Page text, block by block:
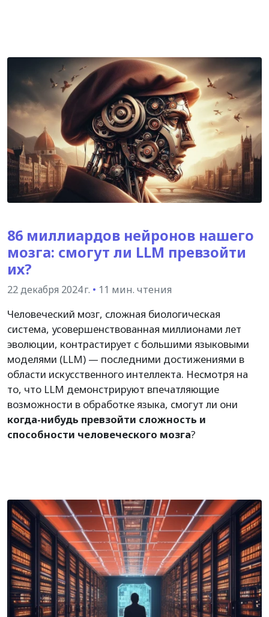
86 миллиардов нейронов нашего
мозга: смогут ли LLM превзойти
их?
22 декабря 2024 г. • 11 мин. чтения
Человеческий мозг, сложная биологическая
система, усовершенствованная миллионами лет
эволюции, контрастирует с большими языковыми
моделями (LLM) — последними достижениями в
области искусственного интеллекта. Несмотря на
то, что LLM демонстрируют впечатляющие
возможности в обработке языка, смогут ли они
когда-нибудь превзойти сложность и
способности человеческого мозга?